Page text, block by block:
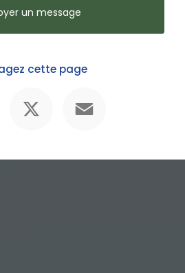
un message
cette page